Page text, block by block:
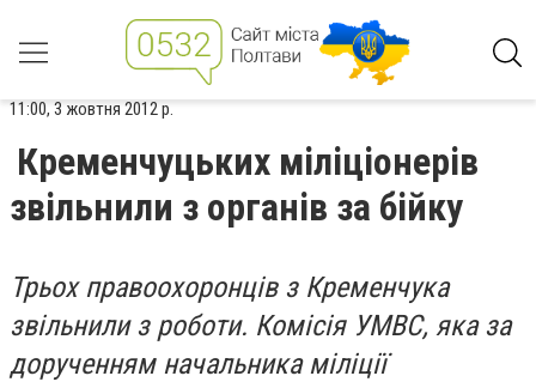
11:00, 3 жовтня 2012 р.
Кременчуцьких міліціонерів
звільнили з органів за бійку
Трьох правоохоронців з Кременчука
звільнили з роботи. Комісія УМВС, яка за
дорученням начальника міліції